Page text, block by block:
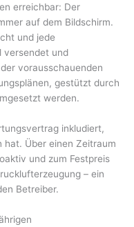
erreichbar: Der
auf dem Bildschirm.
und jede
versendet und
vorausschauenden
gestützt durch
werden.
inkludiert,
hat. Über einen Zeitraum
und zum Festpreis
– ein
Betreiber.